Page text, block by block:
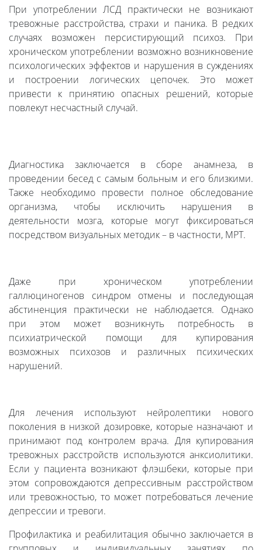
При употреблении ЛСД практически не возникают
тревожные расстройства, страхи и паника. В редких
случаях возможен персистирующий психоз. При
хроническом употреблении возможно возникновение
психологических эффектов и нарушения в суждениях
и построении логических цепочек. Это может
привести к принятию опасных решений, которые
повлекут несчастный случай.
Диагностика заключается в сборе анамнеза, в
проведении бесед с самым больным и его близкими.
Также необходимо провести полное обследование
организма, чтобы исключить нарушения в
деятельности мозга, которые могут фиксироваться
посредством визуальных методик – в частности, МРТ.
Даже при хроническом употреблении
галлюциногенов синдром отмены и последующая
абстиненция практически не наблюдается. Однако
при этом может возникнуть потребность в
психиатрической помощи для купирования
возможных психозов и различных психических
нарушений.
Для лечения используют нейролептики нового
поколения в низкой дозировке, которые назначают и
принимают под контролем врача. Для купирования
тревожных расстройств используются анксиолитики.
Если у пациента возникают флэшбеки, которые при
этом сопровождаются депрессивным расстройством
или тревожностью, то может потребоваться лечение
депрессии и тревоги.
Профилактика и реабилитация обычно заключается в